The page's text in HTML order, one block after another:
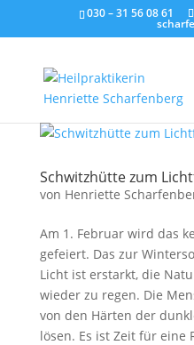
030 – 31 56 08 61
Schwitzhütte zum
von Henriette
Am 1. Februar wird das
gefeiert. Das zur
Licht ist erstarkt, die
wieder zu regen. Die
von den Härten der
lösen. Es ist Zeit für eine